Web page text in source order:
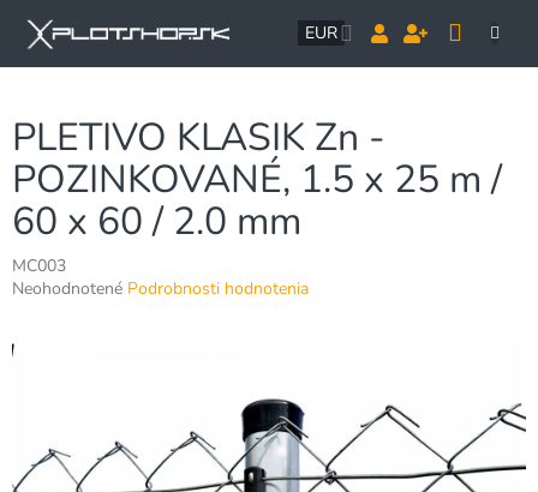
obsah
EUR
PLETIVO KLASIK Zn -
POZINKOVANÉ, 1.5 x 25 m /
60 x 60 / 2.0 mm
MC003
Priemerné
je
hviezdičiek.
Neohodnotené Podrobnosti hodnotenia